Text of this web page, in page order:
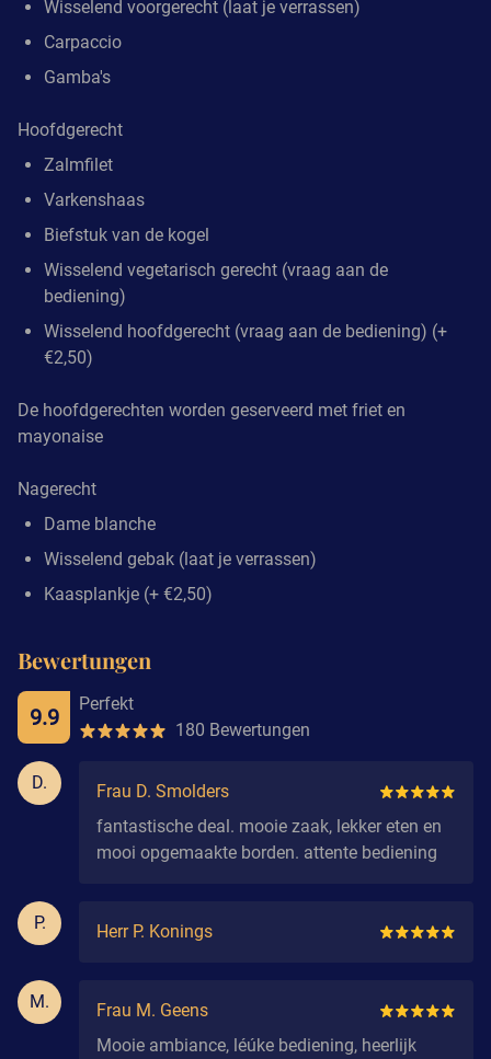
Wisselend voorgerecht (laat je verrassen)
Carpaccio
Gamba's
Hoofdgerecht
Zalmfilet
Varkenshaas
Biefstuk van de kogel
Wisselend vegetarisch gerecht (vraag aan de
bediening)
Wisselend hoofdgerecht (vraag aan de bediening) (+
€2,50)
De hoofdgerechten worden geserveerd met friet en
mayonaise
Nagerecht
Dame blanche
Wisselend gebak (laat je verrassen)
Kaasplankje (+ €2,50)
Bewertungen
9.9
Perfekt
180 Bewertungen
D.
Frau D. Smolders
fantastische deal. mooie zaak, lekker eten en
mooi opgemaakte borden. attente bediening
P. Herr P. Konings
M.
Frau M. Geens
Mooie ambiance, léúke bediening, heerlijk